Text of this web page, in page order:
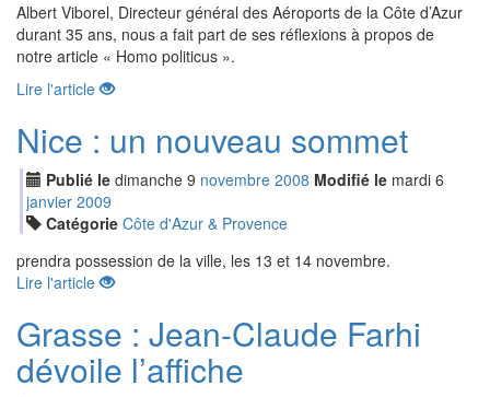
Albert Viborel, Directeur général des Aéroports de la Côte d’Azur
durant 35 ans, nous a fait part de ses réflexions à propos de
notre article « Homo politicus ».
Lire l'article
Nice : un nouveau sommet
Publié le dimanche 9 novembre 2008 Modifié le mardi 6
janvier 2009
Catégorie Côte d'Azur & Provence
prendra possession de la ville, les 13 et 14 novembre.
Lire l'article
Grasse : Jean-Claude Farhi
dévoile l’affiche